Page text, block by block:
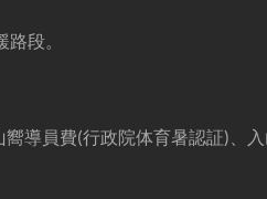
段。
導員費(行政院体育暑認証)、入